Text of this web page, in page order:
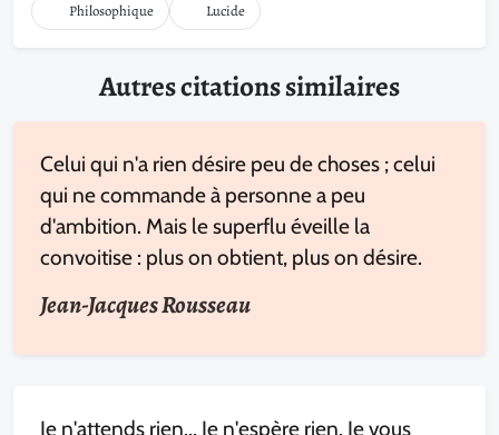
Philosophique Lucide
Autres citations similaires
Celui qui n'a rien désire peu de choses ; celui
qui ne commande à personne a peu
d'ambition. Mais le superflu éveille la
convoitise : plus on obtient, plus on désire.
Jean-Jacques Rousseau
Je n'attends rien... Je n'espère rien. Je vous